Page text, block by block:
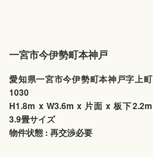
一宮市今伊勢町本神戸
愛知県一宮市今伊勢町本神戸字上町
1030
H1.8m x W3.6m x 片面 x 板下2.2m
3.9畳サイズ
物件状態 : 再交渉必要